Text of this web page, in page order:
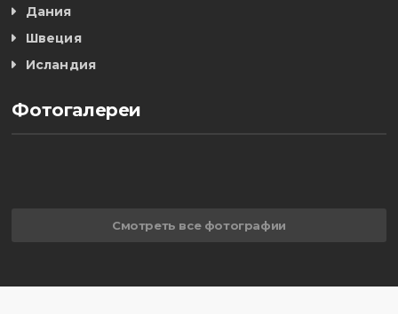
Дания
Швеция
Исландия
Фотогалереи
Смотреть все фотографии